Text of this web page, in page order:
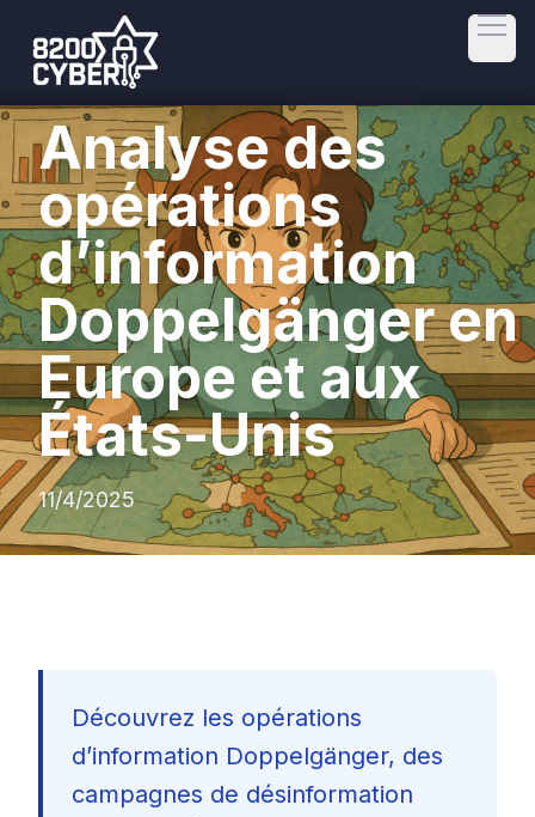
Analyse des
opérations
d’information
Doppelgänger en
Europe et aux
États-Unis
11/4/2025
Découvrez les opérations
d’information Doppelgänger, des
campagnes de désinformation